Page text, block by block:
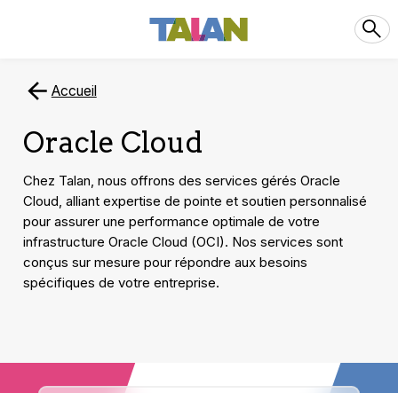
Accueil
Oracle Cloud
Chez Talan, nous offrons des services gérés Oracle
Cloud, alliant expertise de pointe et soutien personnalisé
pour assurer une performance optimale de votre
infrastructure Oracle Cloud (OCI). Nos services sont
conçus sur mesure pour répondre aux besoins
spécifiques de votre entreprise.